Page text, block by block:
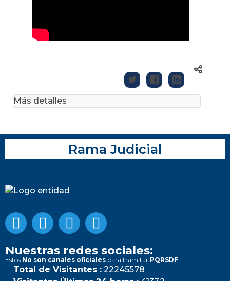
Más detalles
Rama Judicial
Nuestras redes sociales:
Estos No son canales oficiales para tramitar PQRSDF
Total de Visitantes : 22245578